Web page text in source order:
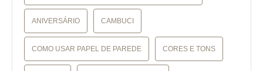
ANIVERSÁRIO CAMBUCI
COMO USAR PAPEL DE PAREDE CORES E TONS